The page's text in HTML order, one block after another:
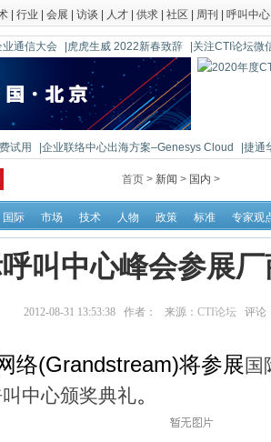
行业 会展 访谈 人才 供求 社区 周刊 呼叫中心
业通信大会 |虎虎生威 2022新春致辞 |关注CTI论坛微
试用 |企业联络中心出海方案–Genesys Cloud
|捷通
DAG1000-4S
首页 > 新闻 > 国内 >
国际 市场 技术 人物 政策 标准 专家观
呼叫中心峰会参展
2012-08-31 13:53:38 作者： 来源： CTI论坛 评论
(Grandstream)将参展 国
中心颁奖典礼。